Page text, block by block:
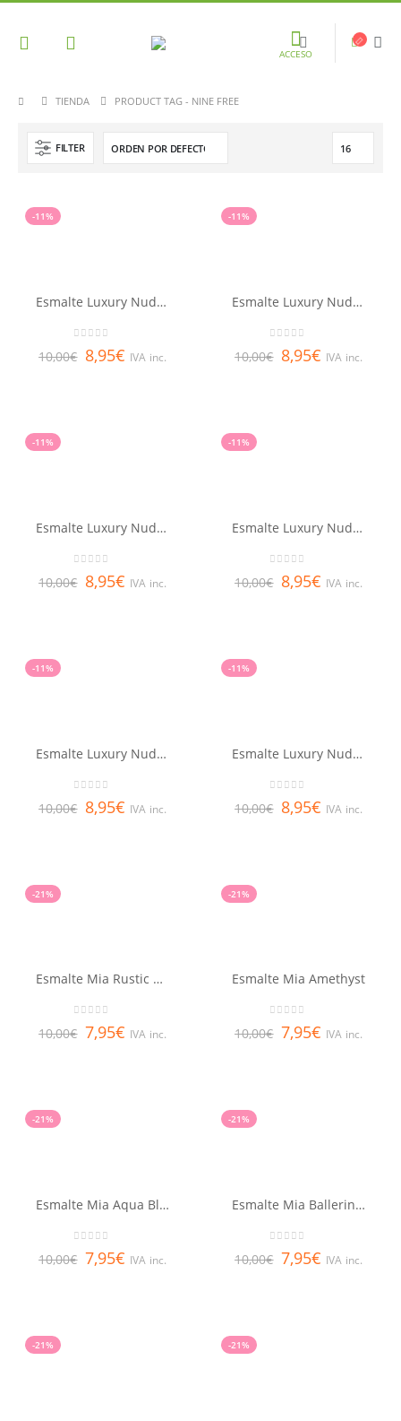
ACCESO
TIENDA PRODUCT TAG - NINE FREE
FILTER
-11%
Esmalte Luxury Nude Mia Cinnamon
10,00€ 8,95€ IVA inc.
-11%
Esmalte Luxury Nude Mia Cocoa
10,00€ 8,95€ IVA inc.
-11%
Esmalte Luxury Nude Mia Ecru
10,00€ 8,95€ IVA inc.
-11%
Esmalte Luxury Nude Mia Honey Bronze
10,00€ 8,95€ IVA inc.
-11%
Esmalte Luxury Nude Mia Latte
10,00€ 8,95€ IVA inc.
-11%
Esmalte Luxury Nude Mia Mocha
10,00€ 8,95€ IVA inc.
-21%
Esmalte Mia Rustic Wine
out of 5
10,00€ 7,95€ IVA inc.
-21%
Esmalte Mia Amethyst
out of 5
10,00€ 7,95€ IVA inc.
-21%
Esmalte Mia Aqua Blue
out of 5
10,00€ 7,95€ IVA inc.
-21%
Esmalte Mia Ballerina Pink
out of 5
10,00€ 7,95€ IVA inc.
-21% -21%